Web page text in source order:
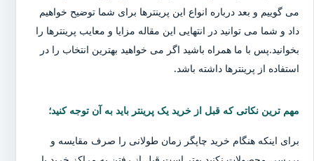
می گوییم و بعد درباره انواع این پرینترها برای شما توضیح خواهیم
داد و شما می توانید در انتهایی این مقاله مزایا و معایب پرینترها را
بخوانید.پس با ما همراه باشید اگر می خواهید بهترین انتخاب را در
استفاده از پرینترها داشته باشد.
مهم ترین نکاتی که قبل از خرید یک پرینتر باید به آن توجه کنید؛
برای اینکه هنگام خرید چاپگر زمان طولانی را صرف مقایسه و